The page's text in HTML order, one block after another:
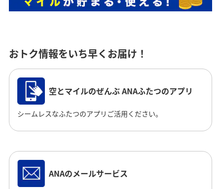
おトク情報をいち早くお届け！
空とマイルのぜんぶ ANAふたつのアプリ
シームレスなふたつのアプリご活用ください。
ANAのメールサービス